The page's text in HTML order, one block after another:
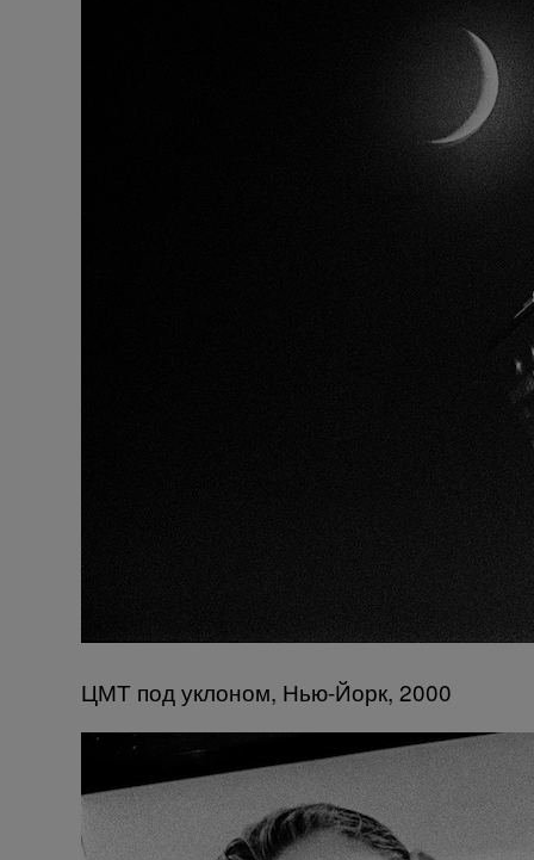
ЦМТ под уклоном, Нью-Йорк, 2000